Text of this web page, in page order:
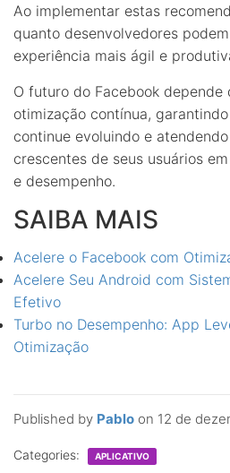
Published by Pablo on 12 de
Ao implementar estas
quanto desenvolvedores
experiência mais ágil e
O futuro do Facebook depende
otimização contínua,
continue evoluindo e
crescentes de seus usuários
e desempenho.
SAIBA MAIS
Acelere o Facebook com
Acelere Seu Android com
Efetivo
Turbo no Desempenho: App
Otimização
Categories: APLICATIVO